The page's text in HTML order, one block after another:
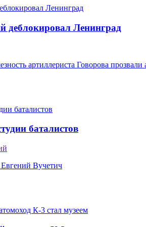
Ленинград
артиллериста Говорова прозвали
баталистов
Евгений Вучетич